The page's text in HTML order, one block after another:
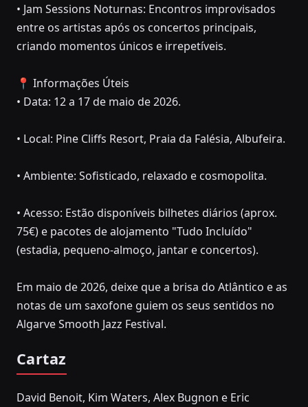
• Jam Sessions Noturnas: Encontros improvisados
entre os artistas após os concertos principais,
criando momentos únicos e irrepetíveis.
📍 Informações Úteis
• Data: 12 a 17 de maio de 2026.
• Local: Pine Cliffs Resort, Praia da Falésia, Albufeira.
• Ambiente: Sofisticado, relaxado e cosmopolita.
• Acesso: Estão disponíveis bilhetes diários (aprox.
75€) e pacotes de alojamento "Tudo Incluído"
(estadia, pequeno-almoço, jantar e concertos).
Em maio de 2026, deixe que a brisa do Atlântico e as
notas de um saxofone guiem os seus sentidos no
Algarve Smooth Jazz Festival.
Cartaz
David Benoit, Kim Waters, Alex Bugnon e Eric